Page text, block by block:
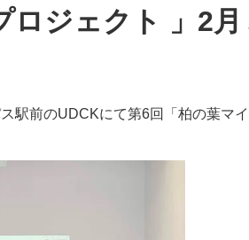
ロジェクト 」2
駅前のUDCKにて第6回「柏の葉マ